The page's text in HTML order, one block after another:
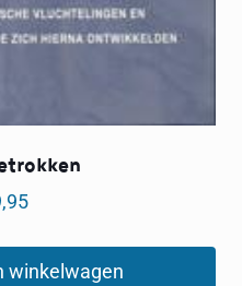
winkelwagen